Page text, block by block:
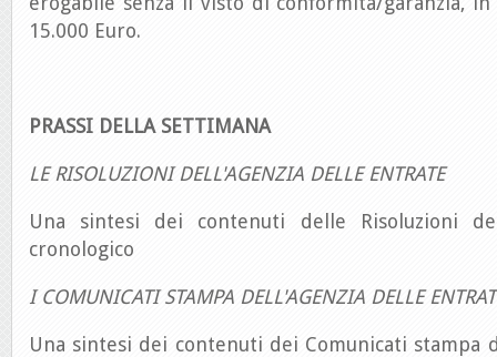
15.000 Euro.
PRASSI DELLA SETTIMANA
LE RISOLUZIONI DELL'AGENZIA DELLE ENTRATE
Una sintesi dei contenuti delle Risoluzioni
cronologico
I COMUNICATI STAMPA DELL'AGENZIA DELLE
Una sintesi dei contenuti dei Comunicati stampa